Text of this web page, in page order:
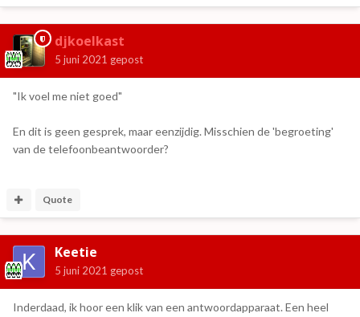
djkoelkast
5 juni 2021 gepost
"Ik voel me niet goed"
En dit is geen gesprek, maar eenzijdig. Misschien de 'begroeting'
van de telefoonbeantwoorder?
Quote
Keetie
5 juni 2021 gepost
Inderdaad, ik hoor een klik van een antwoordapparaat. Een heel